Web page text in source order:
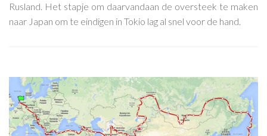
Rusland. Het stapje om daarvandaan de oversteek te maken
naar Japan om te eindigen in Tokio lag al snel voor de hand.